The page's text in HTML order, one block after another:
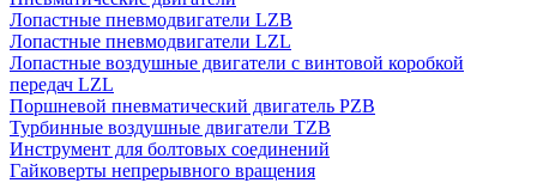
Лопастные пневмодвигатели LZB
Лопастные пневмодвигатели LZL
Лопастные воздушные двигатели с винтовой коробкой
передач LZL
Поршневой пневматический двигатель PZB
Турбинные воздушные двигатели TZB
Инструмент для болтовых соединений
Гайковерты непрерывного вращения